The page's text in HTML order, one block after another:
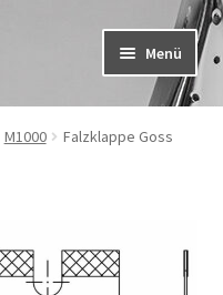
Menü
M1000
Falzklappe Goss